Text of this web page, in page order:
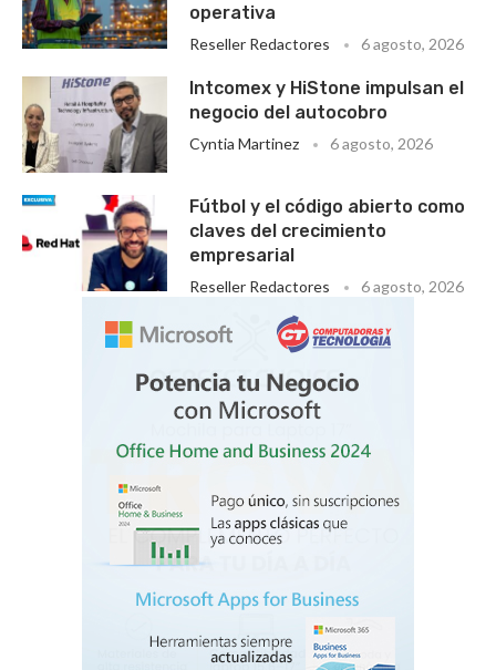
operativa
Reseller Redactores 6 agosto, 2026
Intcomex y HiStone impulsan el
negocio del autocobro
Cyntia Martinez 6 agosto, 2026
Fútbol y el código abierto como
claves del crecimiento
empresarial
Reseller Redactores 6 agosto, 2026